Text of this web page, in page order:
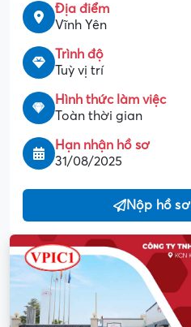
Địa điểm
Vĩnh Yên
Trình độ
Tuỳ vị trí
Hình thức làm việc
Toàn thời gian
Hạn nhận hồ sơ
31/08/2025
Nộp hồ sơ